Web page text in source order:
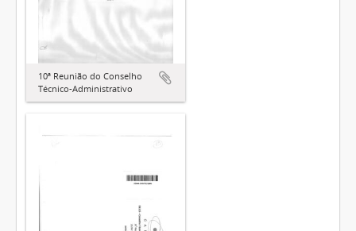
10ª Reunião do Conselho
Técnico-Administrativo